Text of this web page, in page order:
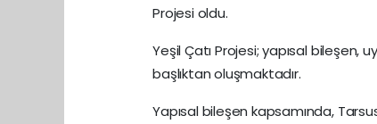
Projesi oldu.
Yeşil Çatı Projesi; yapısal bileşen,
başlıktan oluşmaktadır.
Yapısal bileşen kapsamında,